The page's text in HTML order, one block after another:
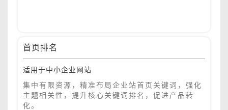
首页排名
适用于中小企业网站
集中有限资源，精准布局企业站首页关键词，强化
主题相关性，提升核心关键词排名，促进产品转
化。